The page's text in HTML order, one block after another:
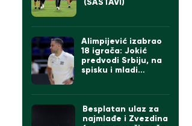
(SASTAVI)
Alimpijević izabrao
18 igrača: Jokić
predvodi Srbiju, na
spisku i mladi
Besplatan ulaz za
najmlađe i Zvezdina